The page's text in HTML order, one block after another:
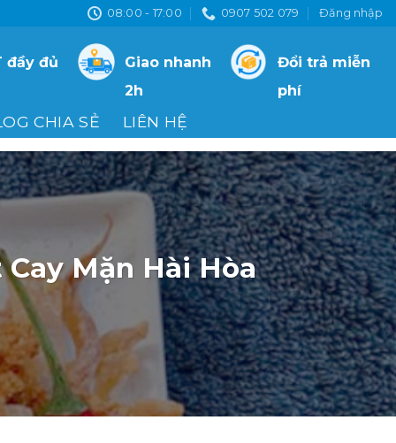
08:00 - 17:00 0907 502 079 Đăng nhập
đầy đủ
Giao nhanh
2h
Đổi trả miễn
phí
CHIA SẺ LIÊN HỆ
Mặn Hài Hòa